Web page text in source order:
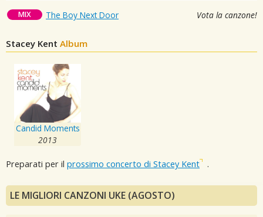
MIX The Boy Next Door Vota la canzone!
Stacey Kent Album
Candid Moments
2013
Preparati per il prossimo concerto di Stacey Kent .
LE MIGLIORI CANZONI UKE (AGOSTO)